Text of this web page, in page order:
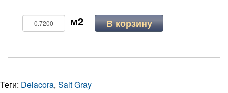
В корзину
Теги: Delacora, Salt Gray